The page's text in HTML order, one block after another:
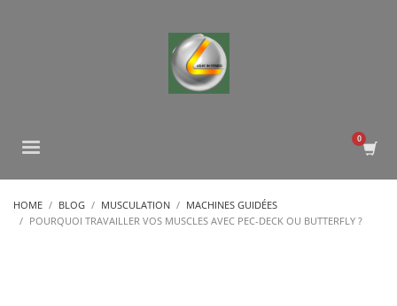
HOME BLOG MUSCULATION
MACHINES GUIDÉES
POURQUOI TRAVAILLER VOS MUSCLES AVEC PEC-DECK OU BUTTERFLY ?